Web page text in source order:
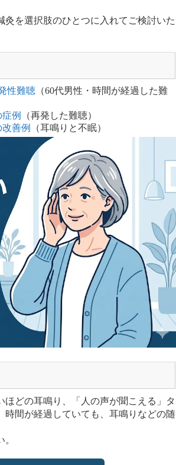
を選択肢のひとつに入れてご検討いた
性難聴 （60代男性・時間が経過した難
例
（再発した難聴）
善例
（耳鳴りと不眠）
どの耳鳴り、「人の声が聞こえる」タ
間が経過していても、耳鳴りなどの随